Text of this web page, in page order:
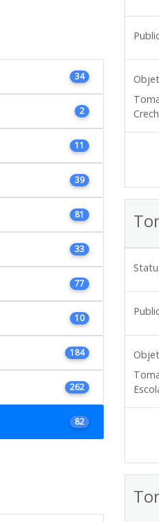
34
2
11
39
81
33
77
10
184
262
82